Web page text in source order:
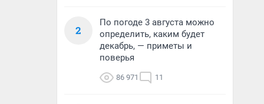
2
По погоде 3 августа можно
определить, каким будет
декабрь, — приметы и
поверья
86 971 11